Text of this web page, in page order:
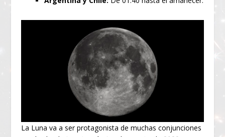
La Luna va a ser protagonista de muchas conjunciones